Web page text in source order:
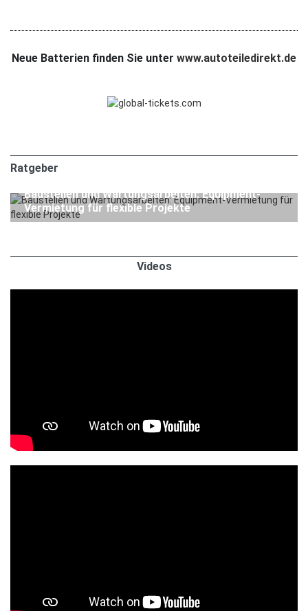
Neue Batterien finden Sie unter www.autoteiledirekt.de
Ratgeber
Ratgeber
Baustellen und Wartungsarbeiten: Equipment-
Vermietung für flexible Projekte
Videos